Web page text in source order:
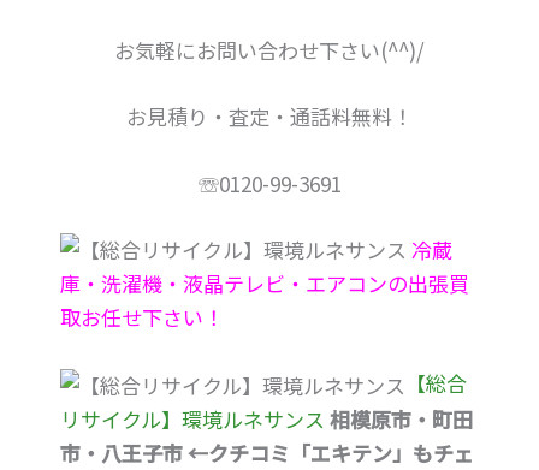
お気軽にお問い合わせ下さい(^^)/
お見積り・査定・通話料無料！
☏0120-99-3691
冷蔵
庫・洗濯機・液晶テレビ・エアコンの出張買
取お任せ下さい！
【総合
リサイクル】環境ルネサンス 相模原市・町田
市・八王子市 ←クチコミ「エキテン」もチェ